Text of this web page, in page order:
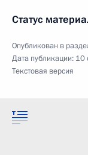
Статус
Опубликован в
Дата публикации: 10
Текстовая версия